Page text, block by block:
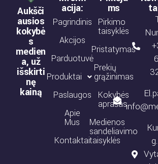
Aukšči
ausios
kokybė
s
medien
a, už
išskirti
nę
kainą
acija:
Pagrindinis
Akcijos
Parduotuvė
Produktai
Paslaugos
Apie
Mus
Kontaktai
ms
Pirkimo
taisyklės
Pristatymas
Prekių
grąžinimas
Kokybės
aprašas
Medienos
sandeliavimo
taisyklės